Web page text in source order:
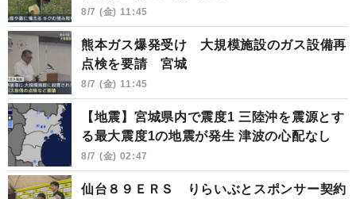
8/7 (金) 11:45
熊本ガス爆発受け 大規模施設のガス設備再
点検を要請 宮城
8/7 (金) 11:45
【地震】宮城県内で震度1 三陸沖を震源とす
る最大震度1の地震が発生 津波の心配なし
8/7 (金) 02:47
仙台８９ＥＲＳ りらいぶとスポンサー契約